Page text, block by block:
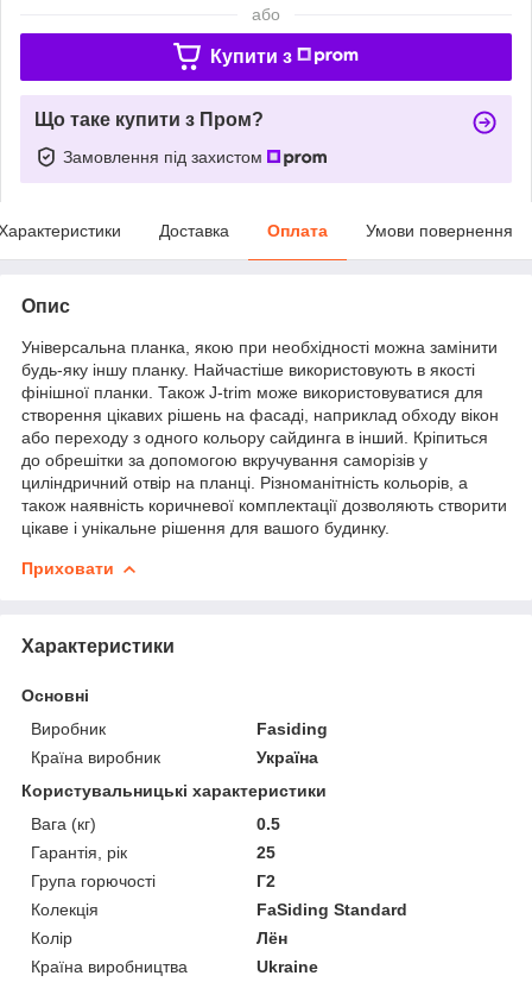
або
Купити з
Що таке купити з Пром?
Замовлення під захистом
Доставка Оплата Умови повернення
Опис
Універсальна планка, якою при необхідності можна замінити
будь-яку іншу планку. Найчастіше використовують в якості
фінішної планки. Також J-trim може використовуватися для
створення цікавих рішень на фасаді, наприклад обходу вікон
або переходу з одного кольору сайдинга в інший. Кріпиться
до обрешітки за допомогою вкручування саморізів у
циліндричний отвір на планці. Різноманітність кольорів, а
також наявність коричневої комплектації дозволяють створити
цікаве і унікальне рішення для вашого будинку.
Приховати
Характеристики
Основні
Виробник
Fasiding
Країна виробник
Україна
Користувальницькі характеристики
Вага (кг)
0.5
Гарантія, рік
25
Група горючості
Г2
Колекція
FaSiding Standard
Колір
Лён
Країна виробництва
Ukraine